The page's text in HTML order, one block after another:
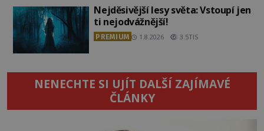
Nejděsivější lesy světa: Vstoupí jen
ti nejodvážnější!
PREMIUM 1.8.2026 3.5TIS
NENECHTE SI UJÍT DALŠÍ ZAJÍMAVÉ
ČLÁNKY